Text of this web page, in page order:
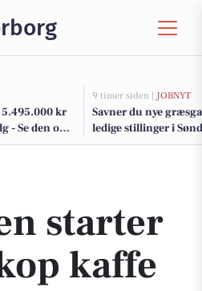
kr
- Se den og
9 timer siden | JOBNYT
Savner du nye
ledige stillinger i
kaffe
starter
kaffe